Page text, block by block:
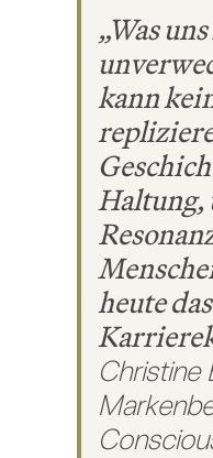
„Was
kann
Haltung,
heute
Christine